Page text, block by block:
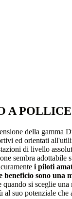
A POLLICE
della gamma
ed orientati
di livello
sembra adottabile
i piloti
sono una
quando si sceglie
al suo potenziale che